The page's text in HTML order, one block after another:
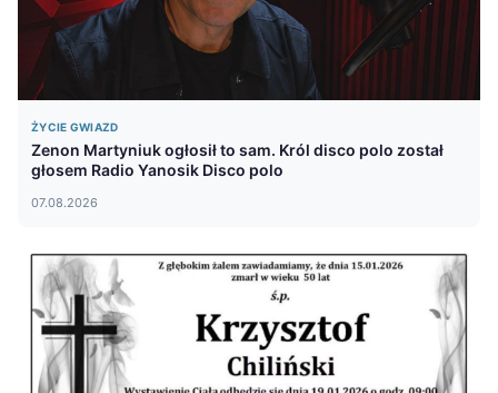
ŻYCIE GWIAZD
Zenon Martyniuk ogłosił to sam. Król disco polo został
głosem Radio Yanosik Disco polo
07.08.2026